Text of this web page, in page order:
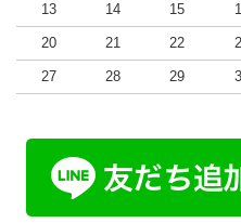
13 14 15
20 21 22
27 28 29